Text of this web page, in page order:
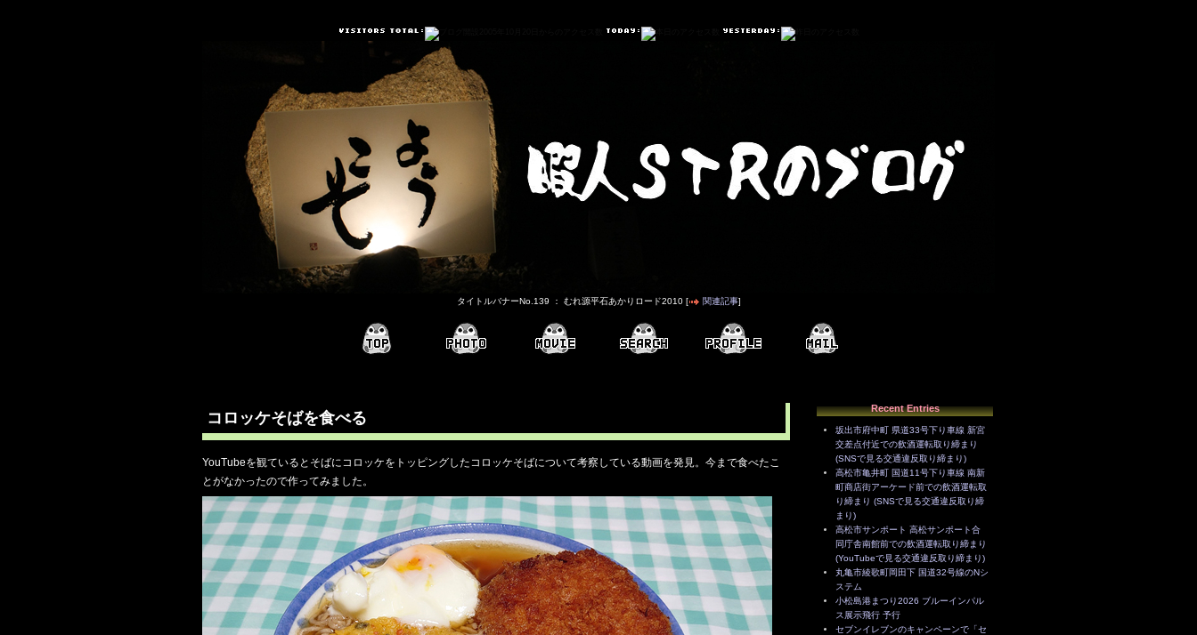
タイトルバナーNo.139 ： むれ源平石あかりロード2010 [ 関連記事]
コロッケそばを食べる
YouTubeを観ているとそばにコロッケをトッピングしたコロッケそばについて考察している動画を発見。今まで食べたこ
とがなかったので作ってみました。
Recent Entries
坂出市府中町 県道33号下り車線 新宮
交差点付近での飲酒運転取り締まり
(SNSで見る交通違反取り締まり)
高松市亀井町 国道11号下り車線 南新
町商店街アーケード前での飲酒運転取
り締まり (SNSで見る交通違反取り締
まり)
高松市サンポート 高松サンポート合
同庁舎南館前での飲酒運転取り締まり
(YouTubeで見る交通違反取り締まり)
丸亀市綾歌町岡田下 国道32号線のNシ
ステム
小松島港まつり2026 ブルーインパル
ス展示飛行 予行
セブンイレブンのキャンペーンで「セ